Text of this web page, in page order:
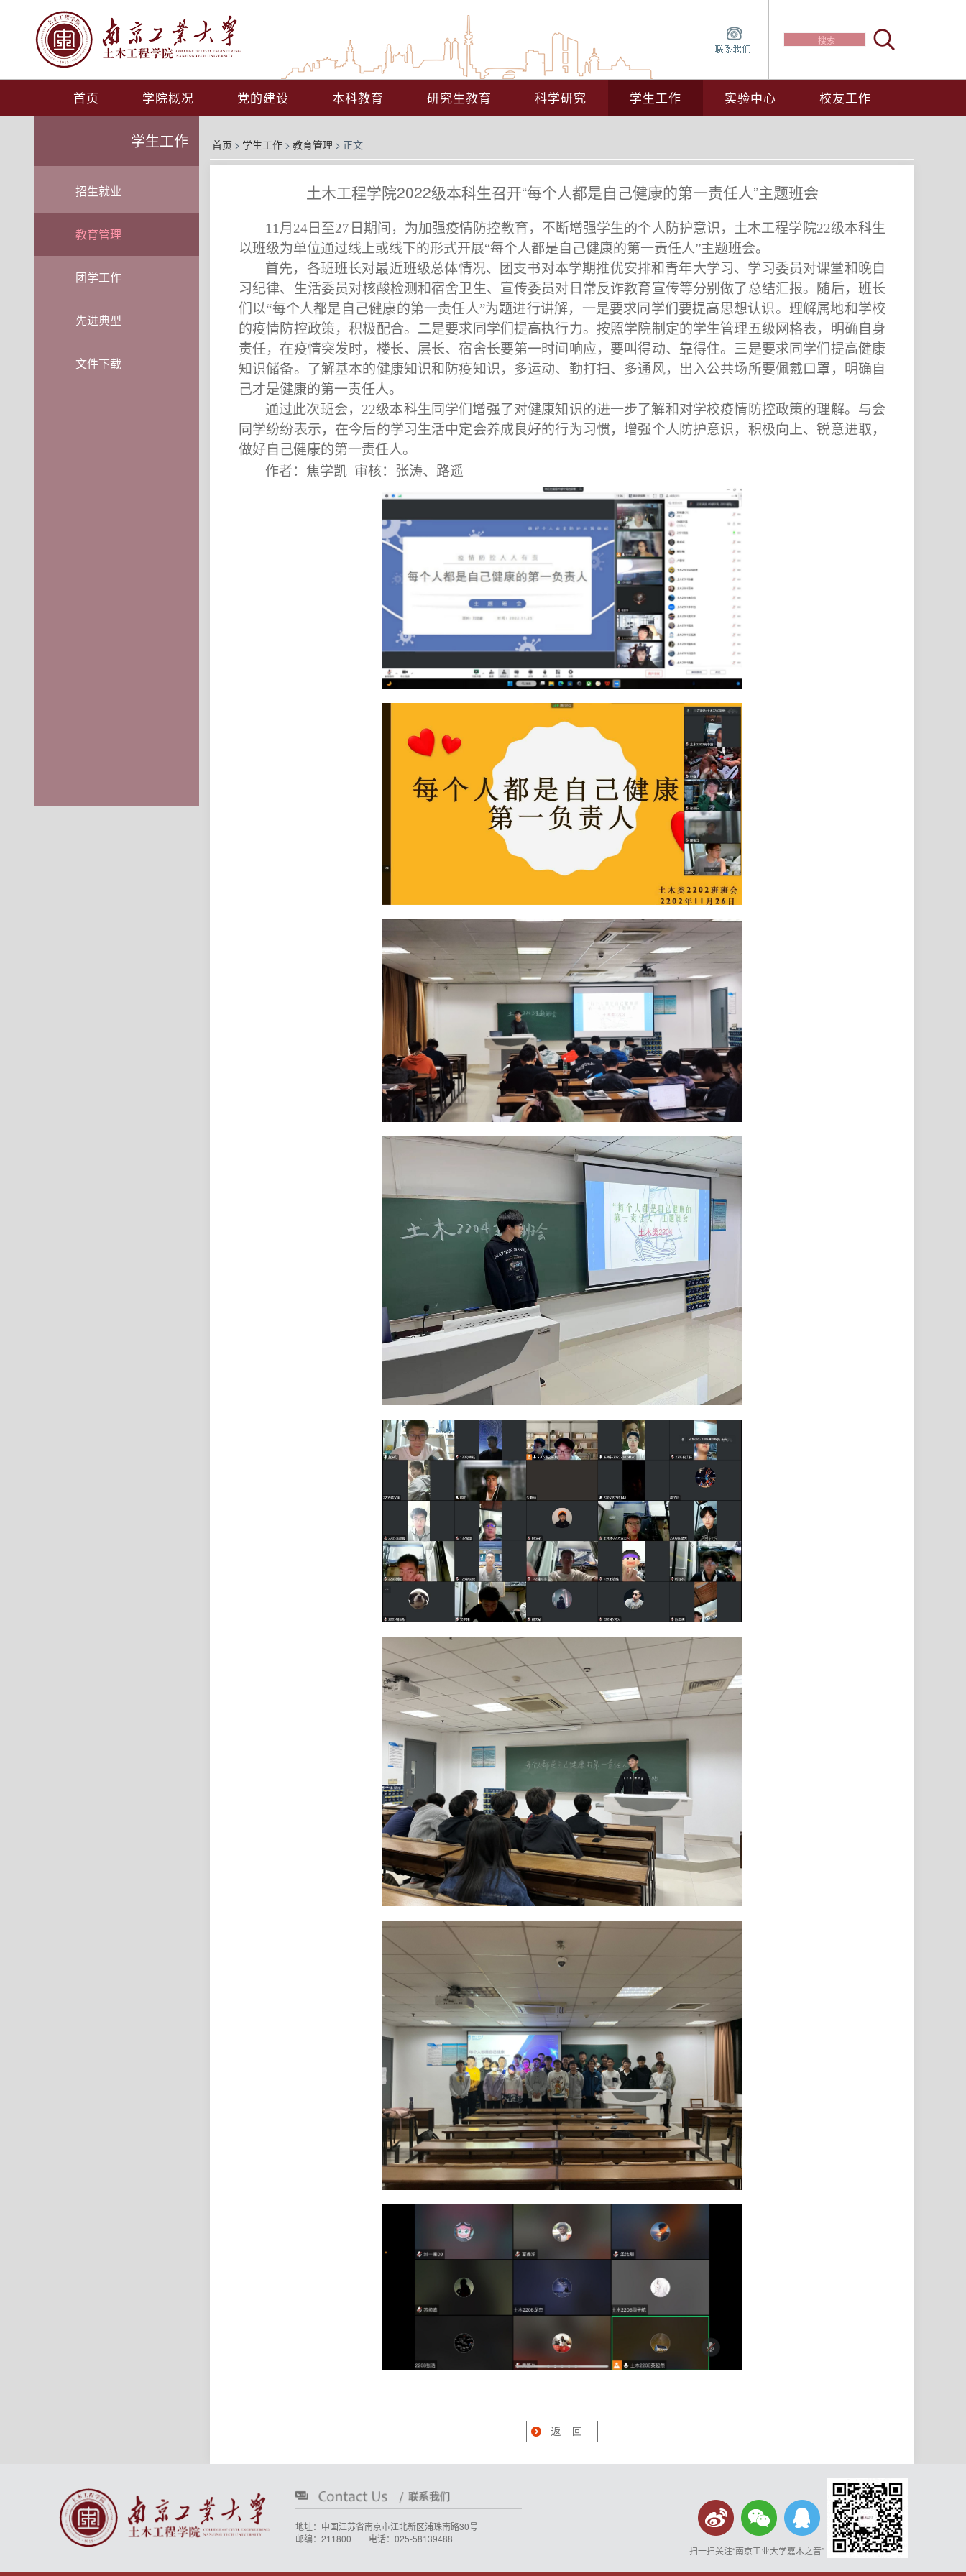
首页 学院概况 党的建设 本科教育 研究生教育 科学研究 学生工作 实验中心 校友工作
学生工作
招生就业
教育管理
团学工作
先进典型
文件下载
首页 > 学生工作 > 教育管理 > 正文
土木工程学院2022级本科生召开“每个人都是自己健康的第一责任人”主题班会
11 月 24日至27 日期间，为加强疫情防控教育，不断增强学生的个人防护意识，土木工程学院22级本科生
以班级为单位通过线上或线下的形式开展“每个人都是自己健康的第一责任人”主题班会。
首先，各班班长对最近班级总体情况、团支书对本学期推优安排和青年大学习、学习委员对课堂和晚自
习纪律、生活委员对核酸检测和宿舍卫生、宣传委员对日常反诈教育宣传等分别做了总结汇报。随后，班长
们以“每个人都是自己健康的第一责任人”为题进行讲解，一是要求同学们要提高思想认识。理解属地和学校
的疫情防控政策，积极配合。二是要求同学们提高执行力。按照学院制定的学生管理五级网格表，明确自身
责任，在疫情突发时，楼长、层长、宿舍长要第一时间响应，要叫得动、靠得住。三是要求同学们提高健康
知识储备。了解基本的健康知识和防疫知识，多运动、勤打扫、多通风，出入公共场所要佩戴口罩，明确自
己才是健康的第一责任人。
通过此次班会， 22级本科生同学们增强了对健康知识的进一步了解和对学校疫情防控政策的理解。与会
同学纷纷表示，在今后的学习生活中定会养成良好的行为习惯，增强个人防护意识，积极向上、锐意进取，
做好自己健康的第一责任人。
作者：焦学凯 审核：张涛、路遥
地址：中国江苏省南京市江北新区浦珠南路30号
邮编：211800 电话：025-58139488
扫一扫关注“南京工业大学嘉木之音”